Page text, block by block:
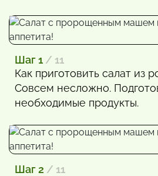
Шаг 1 / 11
Как приготовить салат из
Совсем несложно.
необходимые продукты.
Шаг 2 / 11